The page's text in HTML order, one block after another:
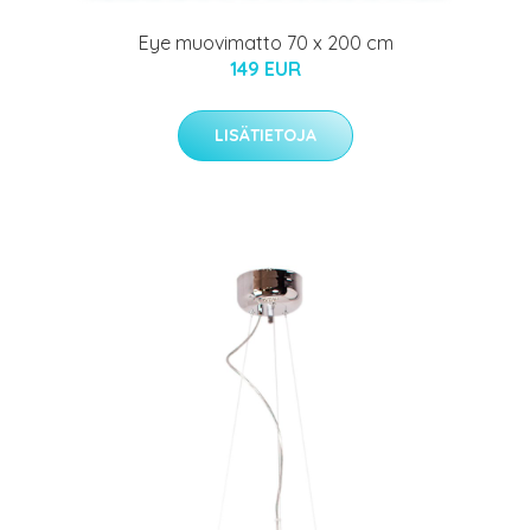
Eye muovimatto 70 x 200 cm
149 EUR
LISÄTIETOJA